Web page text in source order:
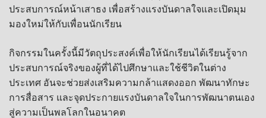
ประสบการณ์หน้าเสาธง เพื่อสร้างแรงบันดาลใจและเปิดมุม
มองใหม่ให้กับเพื่อนนักเรียน
กิจกรรมในครั้งนี้มีวัตถุประสงค์เพื่อให้นักเรียนได้เรียนรู้จาก
ประสบการณ์จริงของผู้ที่ได้ไปศึกษาและใช้ชีวิตในต่าง
ประเทศ อันจะช่วยส่งเสริมความกล้าแสดงออก พัฒนาทักษะ
การสื่อสาร และจุดประกายแรงบันดาลใจในการพัฒนาตนเอง
สู่ความเป็นพลโลกในอนาคต